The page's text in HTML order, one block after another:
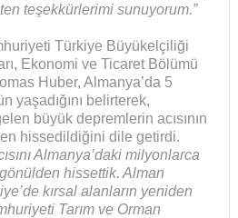
teşekkürlerimi sunuyorum.”
Türkiye Büyükelçiliği
Ekonomi ve Ticaret Bölümü
Huber, Almanya’da 5
yaşadığını belirterek,
büyük depremlerin acısının
hissedildiğini dile getirdi.
Almanya’daki milyonlarca
hissettik. Alman
kırsal alanların yeniden
Tarım ve Orman